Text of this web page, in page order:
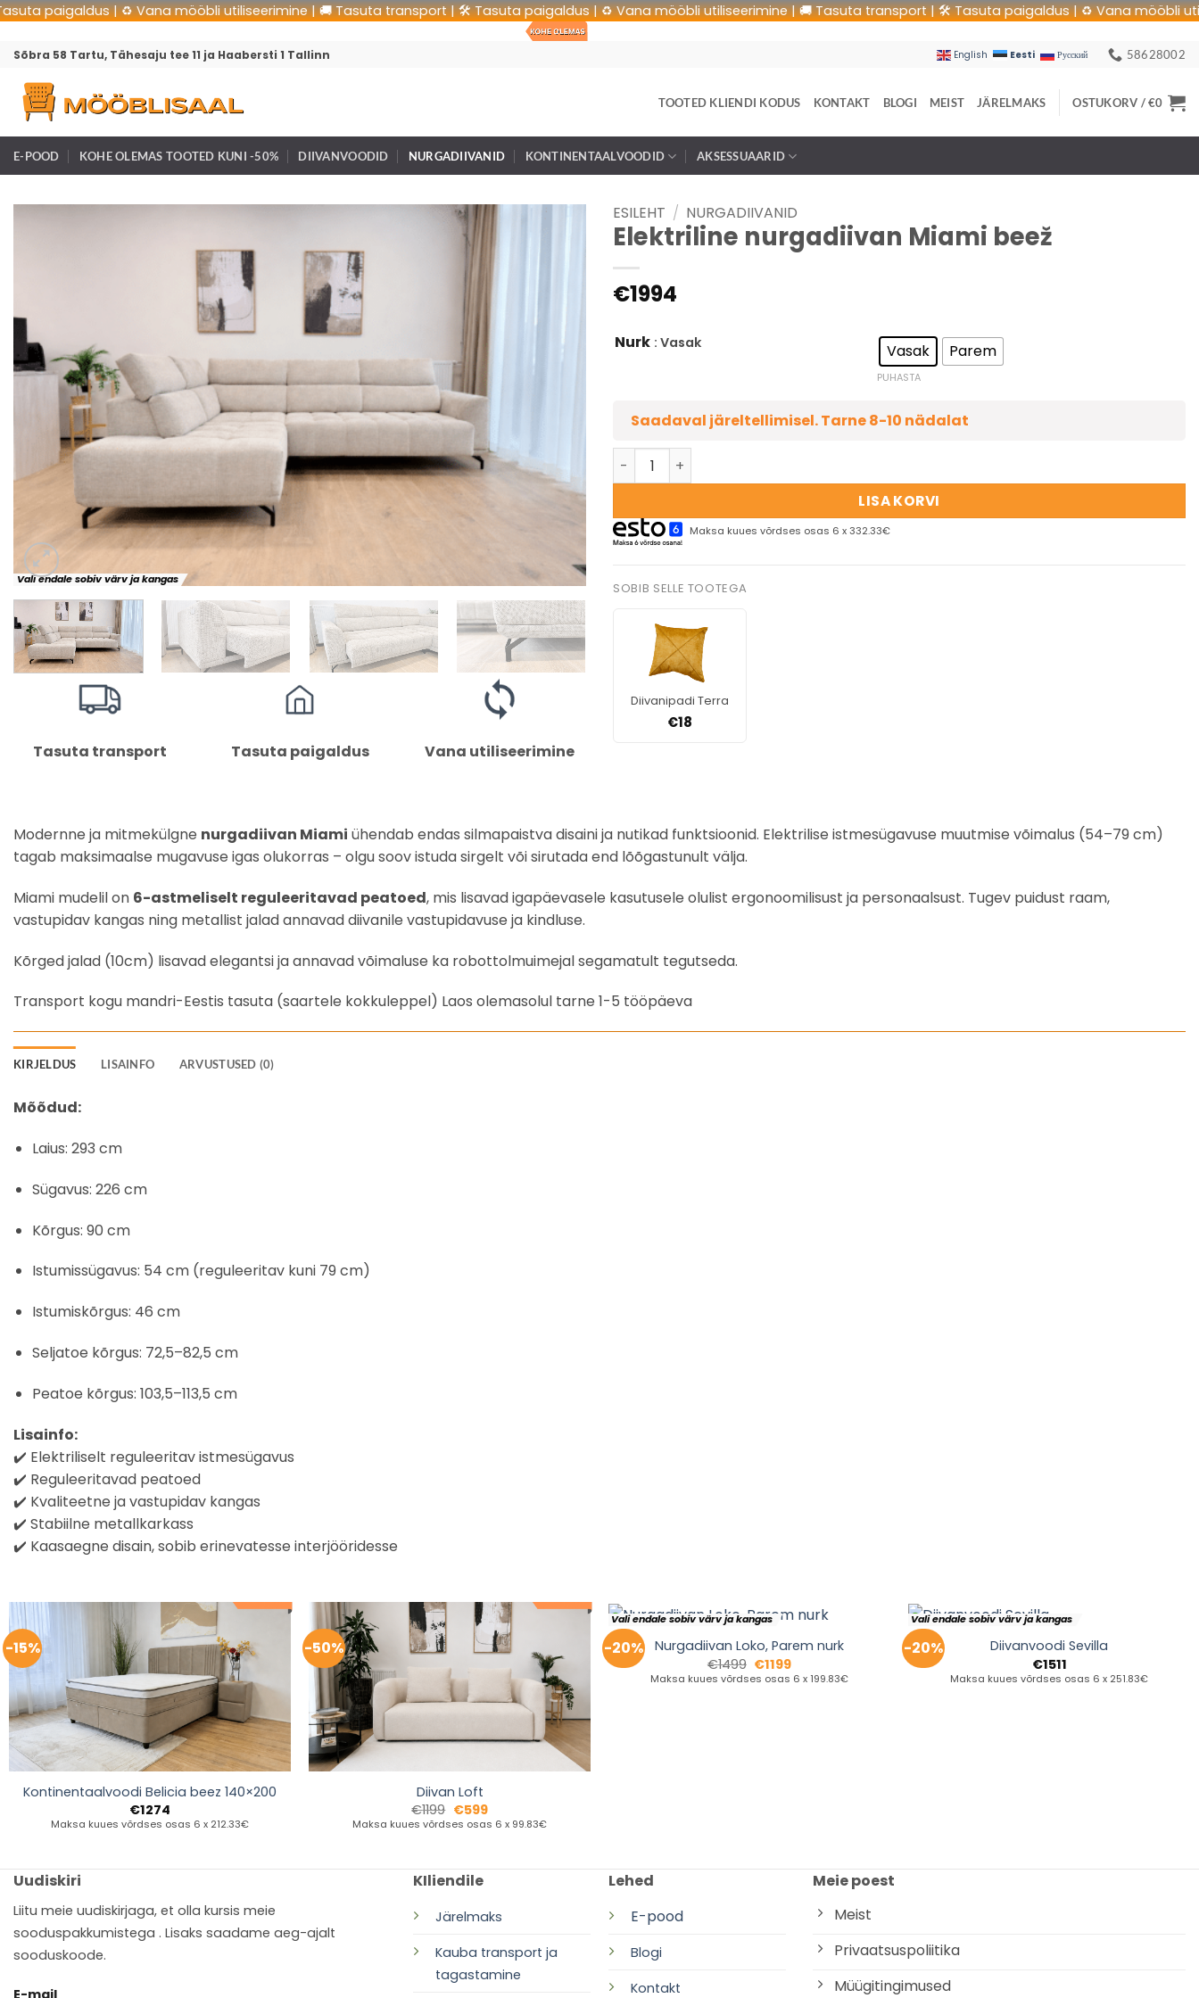
utiliseerimine | 🚚 Tasuta transport | 🛠 Tasuta paigaldus | ♻️ Vana mööbli utiliseerimine | 🚚 Tasuta transport | 🛠 Tasuta paigaldus | ♻️
Sõbra 58 Tartu, Tähesaju tee 11 ja Haabersti 1 Tallinn English Eesti Русский 58628002
TOOTED KLIENDI KODUS KONTAKT BLOGI MEIST JÄRELMAKS OSTUKORV /€0
E-POOD KOHE OLEMAS TOOTED KUNI -50% DIIVANVOODID NURGADIIVANID KONTINENTAALVOODID AKSESSUAARID
Vali endale sobiv värv ja kangas
Tasuta transport Tasuta paigaldus Vana utiliseerimine
ESILEHT / NURGADIIVANID
Elektriline nurgadiivan Miami beež
€1994
Nurk : Vasak Vasak Parem
PUHASTA
Saadaval järeltellimisel. Tarne 8-10 nädalat
LISA KORVI
Maksa kuues võrdses osas 6 x 332.33€
SOBIB SELLE TOOTEGA
Diivanipadi Terra
€18
Modernne ja mitmekülgne nurgadiivan Miami ühendab endas silmapaistva disaini ja nutikad funktsioonid. Elektrilise istmesügavuse muutmise võimalus (54–79 cm)
tagab maksimaalse mugavuse igas olukorras – olgu soov istuda sirgelt või sirutada end lõõgastunult välja.
Miami mudelil on 6-astmeliselt reguleeritavad peatoed, mis lisavad igapäevasele kasutusele olulist ergonoomilisust ja personaalsust. Tugev puidust raam,
vastupidav kangas ning metallist jalad annavad diivanile vastupidavuse ja kindluse.
Kõrged jalad (10cm) lisavad elegantsi ja annavad võimaluse ka robottolmuimejal segamatult tegutseda.
Transport kogu mandri-Eestis tasuta (saartele kokkuleppel) Laos olemasolul tarne 1-5 tööpäeva
KIRJELDUS LISAINFO ARVUSTUSED (0)
Mõõdud:
Laius: 293 cm
Sügavus: 226 cm
Kõrgus: 90 cm
Istumissügavus: 54 cm (reguleeritav kuni 79 cm)
Istumiskõrgus: 46 cm
Seljatoe kõrgus: 72,5–82,5 cm
Peatoe kõrgus: 103,5–113,5 cm
Lisainfo:
✔️ Elektriliselt reguleeritav istmesügavus
✔️ Reguleeritavad peatoed
✔️ Kvaliteetne ja vastupidav kangas
✔️ Stabiilne metallkarkass
✔️ Kaasaegne disain, sobib erinevatesse interjööridesse
-15%
Kontinentaalvoodi Belicia beez 140×200
€1274
Maksa kuues võrdses osas 6 x 212.33€
-50%
Diivan Loft
€1199 €599
Maksa kuues võrdses osas 6 x 99.83€
-20%
Vali endale sobiv värv ja kangas
Nurgadiivan Loko, Parem nurk
€1499 €1199
Maksa kuues võrdses osas 6 x 199.83€
-20%
Vali endale sobiv värv ja kangas
Diivanvoodi Sevilla
€1511
Maksa kuues võrdses osas 6 x 251.83€
Uudiskiri
Liitu meie uudiskirjaga, et olla kursis meie
sooduspakkumistega . Lisaks saadame aeg-ajalt
sooduskoode.
E-mail
KIliendile
Järelmaks
Kauba transport ja
tagastamine
Lehed
E-pood
Blogi
Kontakt
Meie poest
Meist
Privaatsuspoliitika
Müügitingimused